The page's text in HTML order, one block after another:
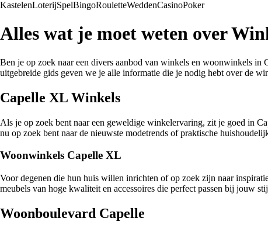
KastelenLoterijSpelBingoRouletteWeddenCasinoPoker
Alles wat je moet weten over
Ben je op zoek naar een divers aanbod van winkels en woonwinkels in
uitgebreide gids geven we je alle informatie die je nodig hebt over de
Capelle XL Winkels
Als je op zoek bent naar een geweldige winkelervaring, zit je goed in
nu op zoek bent naar de nieuwste modetrends of praktische
Woonwinkels Capelle XL
Voor degenen die hun huis willen inrichten of op zoek zijn naar
meubels van hoge kwaliteit en accessoires die perfect passen bij jouw
Woonboulevard Capelle